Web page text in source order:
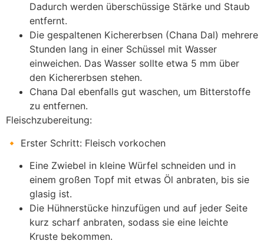
Dadurch werden überschüssige Stärke und Staub
entfernt.
Die gespaltenen Kichererbsen (Chana Dal) mehrere
Stunden lang in einer Schüssel mit Wasser
einweichen. Das Wasser sollte etwa 5 mm über
den Kichererbsen stehen.
Chana Dal ebenfalls gut waschen, um Bitterstoffe
zu entfernen.
Fleischzubereitung:
🔸 Erster Schritt: Fleisch vorkochen
Eine Zwiebel in kleine Würfel schneiden und in
einem großen Topf mit etwas Öl anbraten, bis sie
glasig ist.
Die Hühnerstücke hinzufügen und auf jeder Seite
kurz scharf anbraten, sodass sie eine leichte
Kruste bekommen.